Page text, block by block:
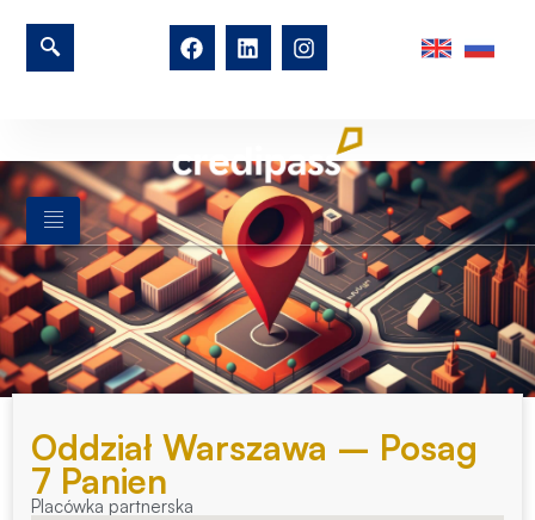
Oddział Warszawa – Posag
7 Panien
Placówka partnerska